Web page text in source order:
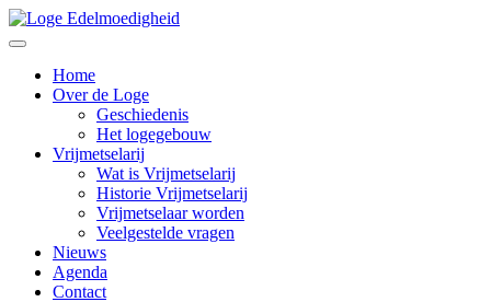
Home
Over de Loge
Geschiedenis
Het logegebouw
Vrijmetselarij
Wat is Vrijmetselarij
Historie Vrijmetselarij
Vrijmetselaar worden
Veelgestelde vragen
Nieuws
Agenda
Contact